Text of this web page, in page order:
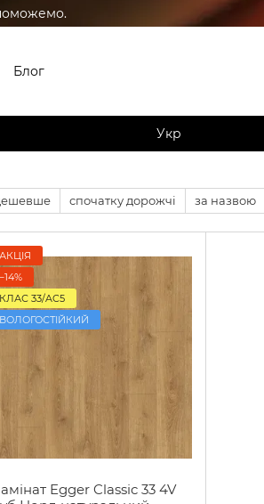
Блог
Укр
спочатку дорожчі за назвою
АКЦІЯ
−14%
КЛАС 33/AC5
ВОЛОГОСТІЙКИЙ
Egger Classic 33 4V